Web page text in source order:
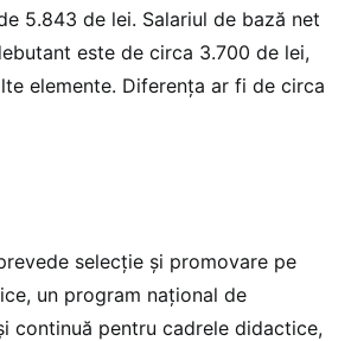
5.843 de lei. Salariul de bază net
este de circa 3.700 de lei,
elemente. Diferența ar fi de circa
selecție și promovare pe
un program național de
continuă pentru cadrele didactice,